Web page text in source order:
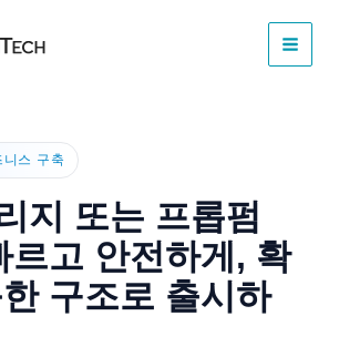
니스 구축
지 또는 프롭펌
르고 안전하게, 확
구조로 출시하